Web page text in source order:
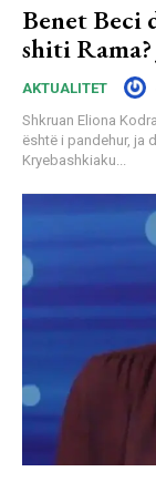
Benet Beci
shiti
AKTUALITET
Shkruan Eliona Kodra Shkreli Për këdo që ka
është i pandehur, ja
Kryebashkiaku...